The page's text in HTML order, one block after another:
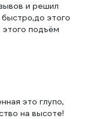
и решил
этого
подъём
это глупо,
на высоте!